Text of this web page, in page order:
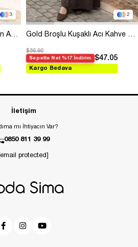
3
Kolları Taşlı Pullu Siyah Şifon Abiye
2
Gold Broşlu Kuşaklı Acı Kahve Modal Elbise
$56.90
Sepette Net %17 İndirim $47.05
Kargo Bedava
İletişim
mı İhtiyacın Var?
0850 811 39 99
[email protected]